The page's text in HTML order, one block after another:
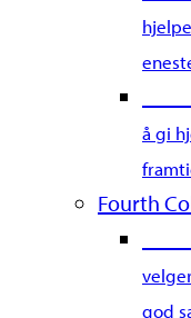
å gi
Fourth
god